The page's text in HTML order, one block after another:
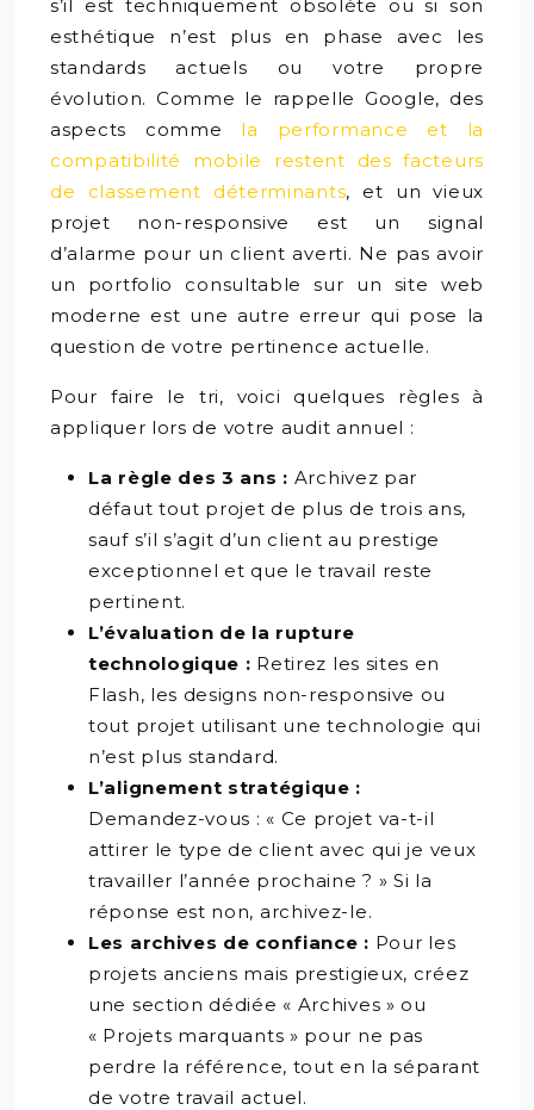
s’il est techniquement obsolète ou si son
esthétique n’est plus en phase avec les
standards actuels ou votre propre
évolution. Comme le rappelle Google, des
aspects comme la performance et la
compatibilité mobile restent des facteurs
de classement déterminants, et un vieux
projet non-responsive est un signal
d’alarme pour un client averti. Ne pas avoir
un portfolio consultable sur un site web
moderne est une autre erreur qui pose la
question de votre pertinence actuelle.
Pour faire le tri, voici quelques règles à
appliquer lors de votre audit annuel :
La règle des 3 ans : Archivez par
défaut tout projet de plus de trois ans,
sauf s’il s’agit d’un client au prestige
exceptionnel et que le travail reste
pertinent.
L’évaluation de la rupture
technologique : Retirez les sites en
Flash, les designs non-responsive ou
tout projet utilisant une technologie qui
n’est plus standard.
L’alignement stratégique :
Demandez-vous : « Ce projet va-t-il
attirer le type de client avec qui je veux
travailler l’année prochaine ? » Si la
réponse est non, archivez-le.
Les archives de confiance : Pour les
projets anciens mais prestigieux, créez
une section dédiée « Archives » ou
« Projets marquants » pour ne pas
perdre la référence, tout en la séparant
de votre travail actuel.